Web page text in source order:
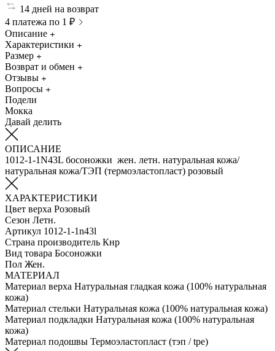
14 дней на возврат
4 платежа по 1 ₽
Описание
Характеристики
Размер
Возврат и обмен
Отзывы
Вопросы
Подели
Мокка
Давай делить
ОПИСАНИЕ
1012-1-1N43L босоножки жен. летн. натуральная кожа/
натуральная кожа/ТЭП (термоэластопласт) розовый
ХАРАКТЕРИСТИКИ
Цвет верха Розовый
Сезон Летн.
Артикул 1012-1-1n43l
Страна производитель Кнр
Вид товара Босоножки
Пол Жен.
МАТЕРИАЛ
Материал верха Натуральная гладкая кожа (100% натуральная
кожа)
Материал стельки Натуральная кожа (100% натуральная кожа)
Материал подкладки Натуральная кожа (100% натуральная
кожа)
Материал подошвы Термоэластопласт (тэп / tpe)